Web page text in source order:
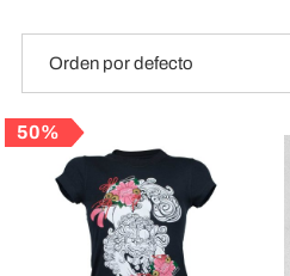
50%